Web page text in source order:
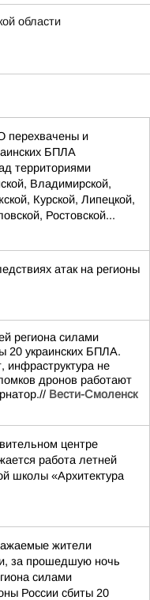
области
перехвачены и
БПЛА
территориями
Владимирской,
Курской, Липецкой,
Ростовской...
атак на регионы
региона силами
20 украинских БПЛА.
инфраструктура не
дронов работают
Вести-Смоленск
центре
работа летней
школы «Архитектура
жители
за прошедшую ночь
силами
России сбиты 20